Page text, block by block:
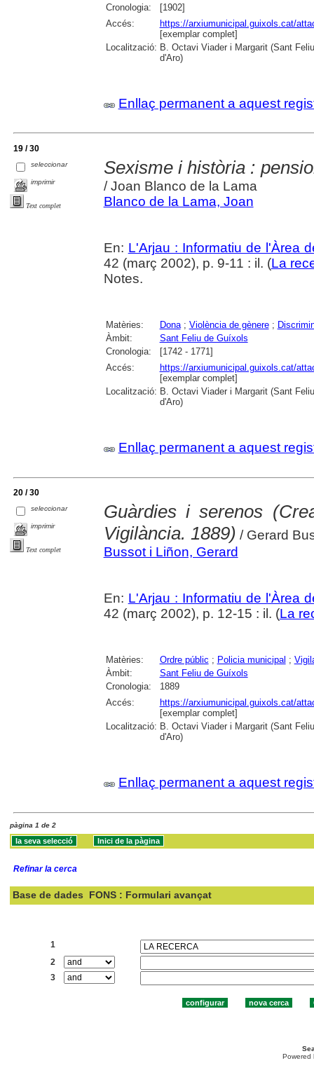
Cronologia:
[1902]
Accés:
https://arxiumunicipal.guixols.cat/
[exemplar complet]
Localització: B. Octavi Viader i Margarit (Sant
d'Aro)
Enllaç permanent a aquest
19 / 30
seleccionar
imprimir
Text complet
Sexisme i història :
/ Joan Blanco de la Lama
Blanco de la Lama, Joan
En: L'Arjau : Informatiu de l'Àrea
42 (març 2002), p. 9-11 : il. (La
Notes.
Matèries: Dona; Violència de gènere;
Àmbit:
Sant Feliu de Guíxols
Cronologia:
[1742 - 1771]
Accés:
https://arxiumunicipal.guixols.cat/
[exemplar complet]
Localització: B. Octavi Viader i Margarit (Sant
d'Aro)
Enllaç permanent a aquest
20 / 30
seleccionar
imprimir
Text complet
Guàrdies i serenos
Vigilància. 1889) / Gerard
Bussot i Liñon, Gerard
En: L'Arjau : Informatiu de l'Àrea
42 (març 2002), p. 12-15 : il. (La
Matèries: Ordre públic ; Policia municipal ;
Àmbit:
Sant Feliu de Guíxols
Cronologia:
1889
Accés:
https://arxiumunicipal.guixols.cat/
[exemplar complet]
Localització: B. Octavi Viader i Margarit (Sant
d'Aro)
Enllaç permanent a aquest
pàgina 1 de 2
Refinar la cerca
Base de dades FONS : Formulari avançat
1
2
3